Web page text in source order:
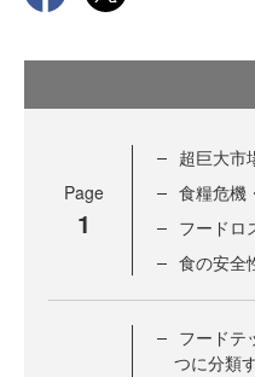
Page
1
超巨大市
食糧危機
フードロ
食の安全
フードテ
つに分類